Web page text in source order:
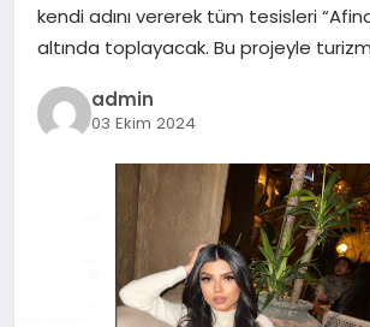
TEKNOLOJI
YAŞAM
kendi adını vererek tüm tesisleri
altında toplayacak. Bu projeyle
admin
03 Ekim 2024